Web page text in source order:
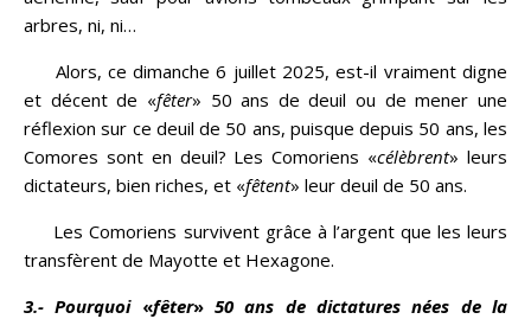
arbres, ni, ni…
Alors, ce dimanche 6 juillet 2025, est-il vraiment digne
et décent de «fêter» 50 ans de deuil ou de mener une
réflexion sur ce deuil de 50 ans, puisque depuis 50 ans, les
Comores sont en deuil? Les Comoriens «célèbrent» leurs
dictateurs, bien riches, et «fêtent» leur deuil de 50 ans.
Les Comoriens survivent grâce à l’argent que les leurs
transfèrent de Mayotte et Hexagone.
3.- Pourquoi«fêter»50 ans de dictatures nées de la